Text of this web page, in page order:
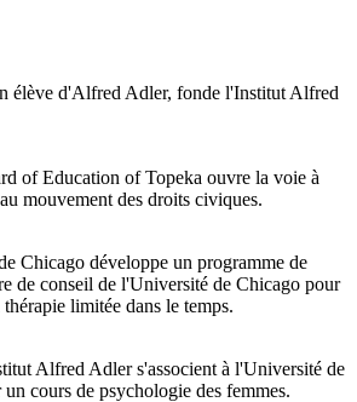
élève d'Alfred Adler, fonde l'Institut Alfred
of Education of Topeka ouvre la voie à
mouvement des droits civiques.
Chicago développe un programme de
de conseil de l'Université de Chicago pour
limitée dans le temps.
Alfred Adler s'associent à l'Université de
cours de psychologie des femmes.